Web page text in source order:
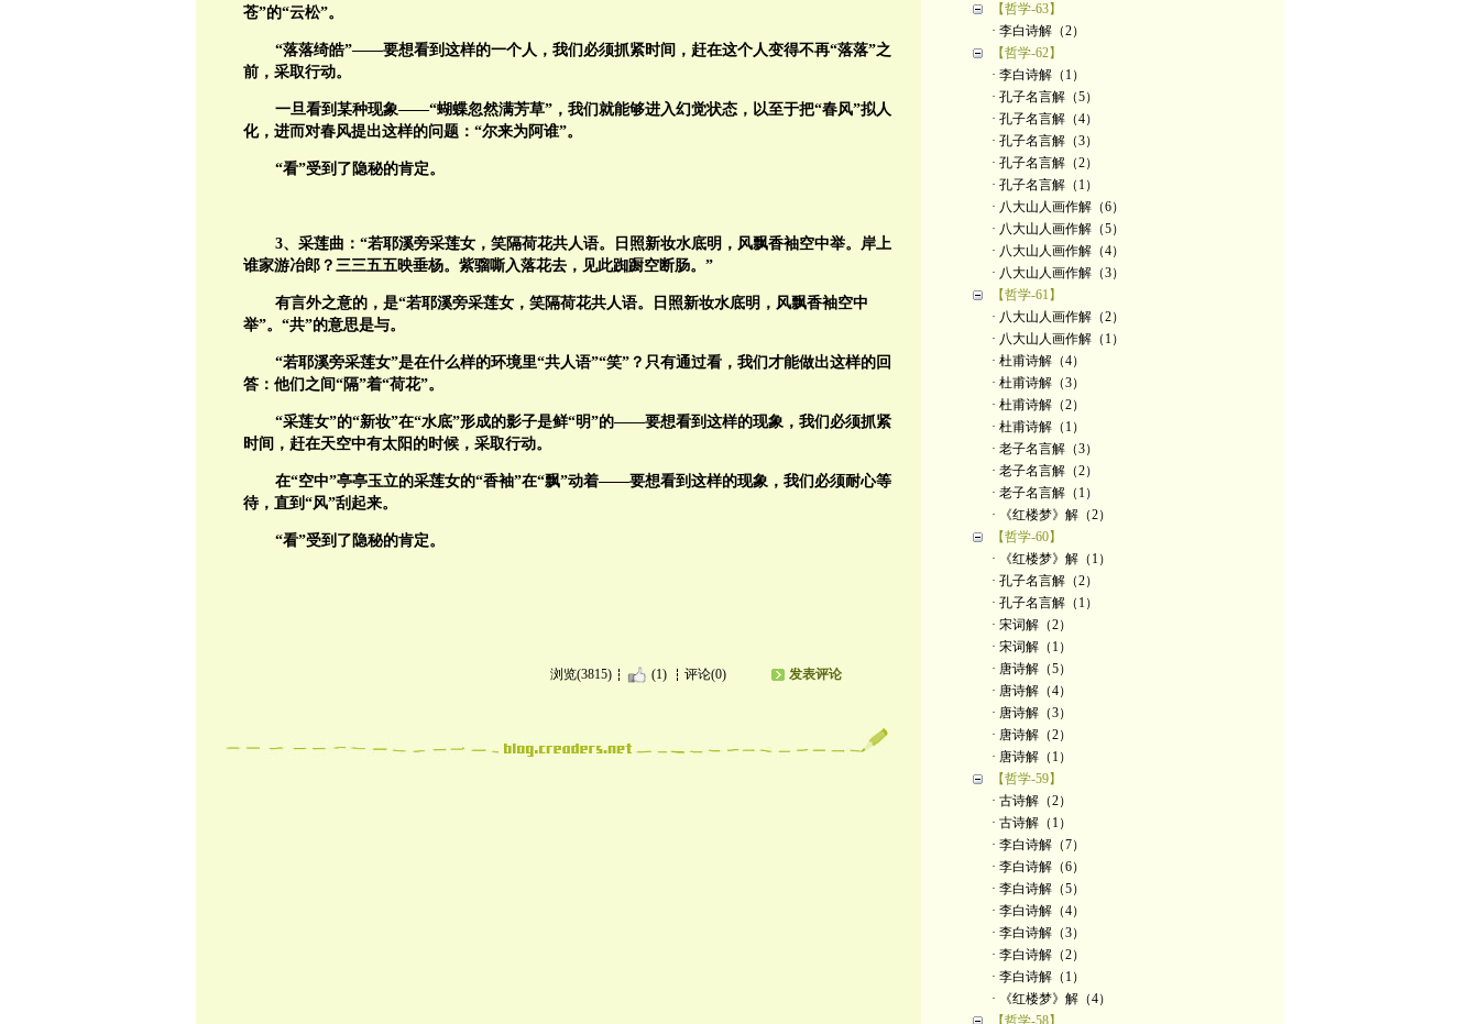
苍”的“云松”。
“落落绮皓”——要想看到这样的一个人，我们必须抓紧时间，赶在这个人变得不再“落落”之
前，采取行动。
一旦看到某种现象——“蝴蝶忽然满芳草”，我们就能够进入幻觉状态，以至于把“春风”拟人
化，进而对春风提出这样的问题：“尔来为阿谁”。
“看”受到了隐秘的肯定。
3、采莲曲：“若耶溪旁采莲女，笑隔荷花共人语。日照新妆水底明，风飘香袖空中举。岸上
谁家游冶郎？三三五五映垂杨。紫骝嘶入落花去，见此踟蹰空断肠。”
有言外之意的，是“若耶溪旁采莲女，笑隔荷花共人语。日照新妆水底明，风飘香袖空中
举”。“共”的意思是与。
“若耶溪旁采莲女”是在什么样的环境里“共人语”“笑”？只有通过看，我们才能做出这样的回
答：他们之间“隔”着“荷花”。
“采莲女”的“新妆”在“水底”形成的影子是鲜“明”的——要想看到这样的现象，我们必须抓紧
时间，赶在天空中有太阳的时候，采取行动。
在“空中”亭亭玉立的采莲女的“香袖”在“飘”动着——要想看到这样的现象，我们必须耐心等
待，直到“风”刮起来。
“看”受到了隐秘的肯定。
浏览(3815) (1) 评论(0) 发表评论
【哲学-63】
· 李白诗解（2）
【哲学-62】
· 李白诗解（1）
· 孔子名言解（5）
· 孔子名言解（4）
· 孔子名言解（3）
· 孔子名言解（2）
· 孔子名言解（1）
· 八大山人画作解（6）
· 八大山人画作解（5）
· 八大山人画作解（4）
· 八大山人画作解（3）
【哲学-61】
· 八大山人画作解（2）
· 八大山人画作解（1）
· 杜甫诗解（4）
· 杜甫诗解（3）
· 杜甫诗解（2）
· 杜甫诗解（1）
· 老子名言解（3）
· 老子名言解（2）
· 老子名言解（1）
· 《红楼梦》解（2）
【哲学-60】
· 《红楼梦》解（1）
· 孔子名言解（2）
· 孔子名言解（1）
· 宋词解（2）
· 宋词解（1）
· 唐诗解（5）
· 唐诗解（4）
· 唐诗解（3）
· 唐诗解（2）
· 唐诗解（1）
【哲学-59】
· 古诗解（2）
· 古诗解（1）
· 李白诗解（7）
· 李白诗解（6）
· 李白诗解（5）
· 李白诗解（4）
· 李白诗解（3）
· 李白诗解（2）
· 李白诗解（1）
· 《红楼梦》解（4）
【哲学-58】